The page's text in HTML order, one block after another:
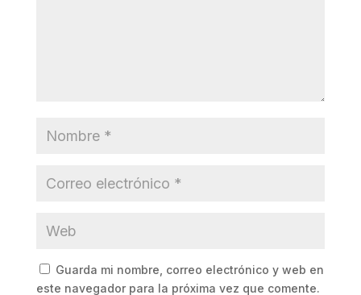
Guarda mi nombre, correo electrónico y web en
este navegador para la próxima vez que comente.